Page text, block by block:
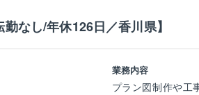
なし/年休126日／香川県】
業務内容
プラン図制作や工